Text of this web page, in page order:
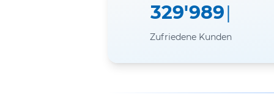
329'989
Zufriedene Kunden